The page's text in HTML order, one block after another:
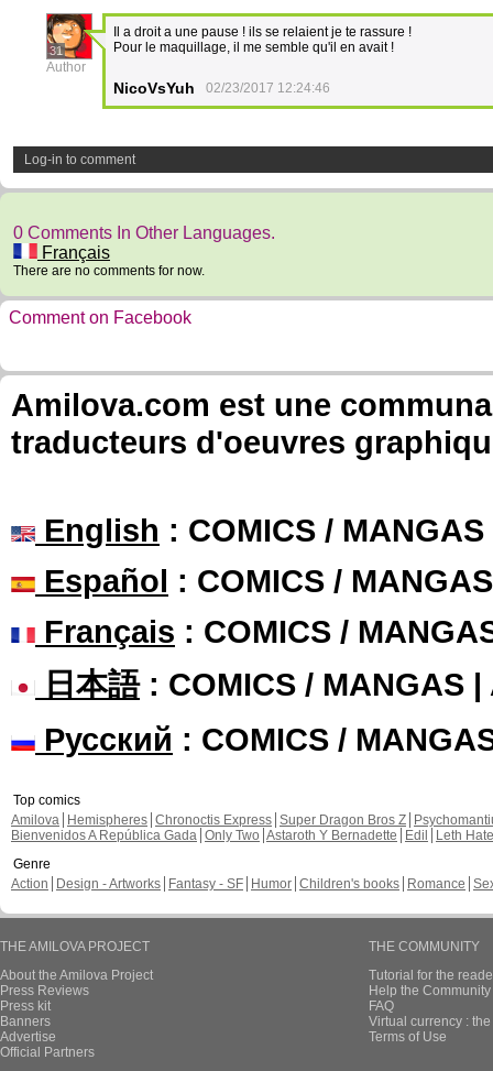
31
Author
Il a droit a une pause ! ils se relaient je te rassure !
Pour le maquillage, il me semble qu'il en avait !
NicoVsYuh 02/23/2017 12:24:46
Log-in to comment
0 Comments In Other Languages.
Français
There are no comments for now.
Comment on Facebook
Amilova.com est une
traducteurs d'oeuvres
English : COMICS /
Español : COMICS /
Français : COMICS /
日本語: COMICS / MANGAS |
Русский : COMICS /
Top comics
Amilova
Hemispheres Chronoctis Express Super Dragon Bros Z
Bienvenidos A República Gada Only Two Astaroth Y Bernadette Edil
Leth Hate
Genre
Action
Design - Artworks Fantasy - SF Humor Children's books Romance
THE AMILOVA PROJECT
About the Amilova Project
Press Reviews
Press kit
Banners
Advertise
Official Partners
THE COMMUNITY
Tutorial for the
Help the
FAQ
Virtual currency :
Terms of Use